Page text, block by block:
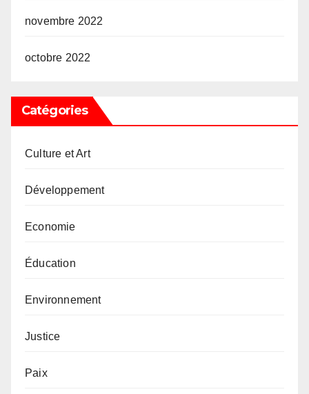
novembre 2022
octobre 2022
Catégories
Culture et Art
Développement
Economie
Éducation
Environnement
Justice
Paix